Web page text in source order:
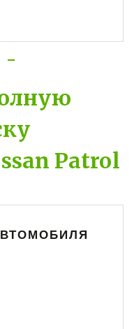
Patrol